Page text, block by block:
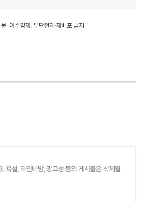
' 아주경제. 무단전재·재배포 금지